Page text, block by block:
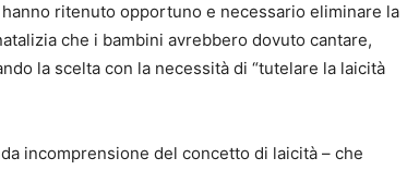
ritenuto opportuno e necessario eliminare la
che i bambini avrebbero dovuto cantare,
la scelta con la necessità di “tutelare la laicità
incomprensione del concetto di laicità – che